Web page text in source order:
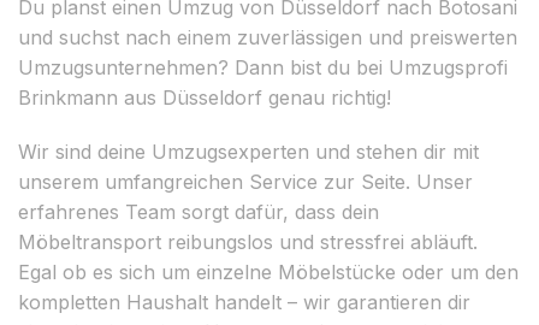
Du planst einen Umzug von Düsseldorf nach Botosani
und suchst nach einem zuverlässigen und preiswerten
Umzugsunternehmen? Dann bist du bei Umzugsprofi
Brinkmann aus Düsseldorf genau richtig!
Wir sind deine Umzugsexperten und stehen dir mit
unserem umfangreichen Service zur Seite. Unser
erfahrenes Team sorgt dafür, dass dein
Möbeltransport reibungslos und stressfrei abläuft.
Egal ob es sich um einzelne Möbelstücke oder um den
kompletten Haushalt handelt – wir garantieren dir